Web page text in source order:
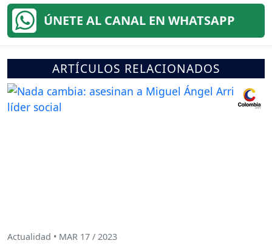
ÚNETE AL CANAL EN WHATSAPP
ARTÍCULOS RELACIONADOS
Actualidad • MAR 17 / 2023